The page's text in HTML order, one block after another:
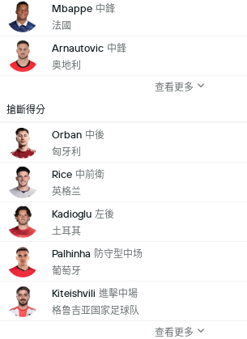
Mbappe 中鋒
法國
Arnautovic 中鋒
奥地利
查看更多
搶斷得分
Orban 中後
匈牙利
Rice 中前衛
英格兰
Kadioglu 左後
土耳其
Palhinha 防守型中场
葡萄牙
Kiteishvili 進擊中場
格鲁吉亚国家足球队
查看更多